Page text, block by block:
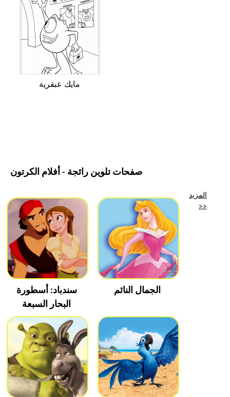
مايك عبقرية
صفحات تلوين رائجة - أفلام الكرتون
سندباد: أسطورة
البحار السبعة
الجمال النائم
المزيد
>>